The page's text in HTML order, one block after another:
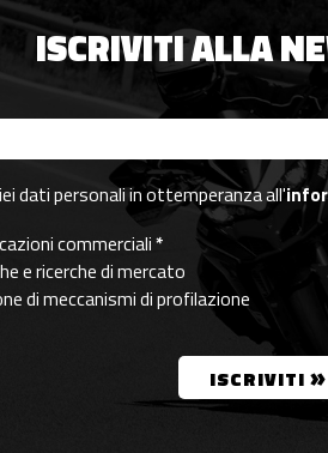
ISCRIVITI ALLA
dati personali in ottemperanza all'
commerciali*
e ricerche di mercato
di meccanismi di profilazione
ISCRIVITI »